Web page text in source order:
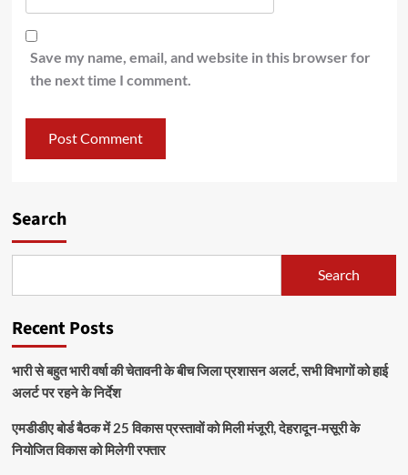
Save my name, email, and website in this browser for
the next time I comment.
Search
Search
Recent Posts
भारी से बहुत भारी वर्षा की चेतावनी के बीच जिला प्रशासन अलर्ट, सभी विभागों को हाई
अलर्ट पर रहने के निर्देश
एमडीडीए बोर्ड बैठक में 25 विकास प्रस्तावों को मिली मंजूरी, देहरादून-मसूरी के
नियोजित विकास को मिलेगी रफ्तार